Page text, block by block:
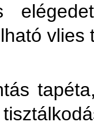
vlies